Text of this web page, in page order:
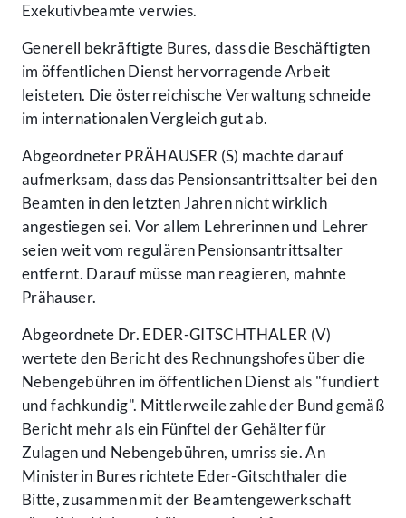
Exekutivbeamte verwies.
Generell bekräftigte Bures, dass die Beschäftigten
im öffentlichen Dienst hervorragende Arbeit
leisteten. Die österreichische Verwaltung schneide
im internationalen Vergleich gut ab.
Abgeordneter PRÄHAUSER (S) machte darauf
aufmerksam, dass das Pensionsantrittsalter bei den
Beamten in den letzten Jahren nicht wirklich
angestiegen sei. Vor allem Lehrerinnen und Lehrer
seien weit vom regulären Pensionsantrittsalter
entfernt. Darauf müsse man reagieren, mahnte
Prähauser.
Abgeordnete Dr. EDER-GITSCHTHALER (V)
wertete den Bericht des Rechnungshofes über die
Nebengebühren im öffentlichen Dienst als "fundiert
und fachkundig". Mittlerweile zahle der Bund gemäß
Bericht mehr als ein Fünftel der Gehälter für
Zulagen und Nebengebühren, umriss sie. An
Ministerin Bures richtete Eder-Gitschthaler die
Bitte, zusammen mit der Beamtengewerkschaft